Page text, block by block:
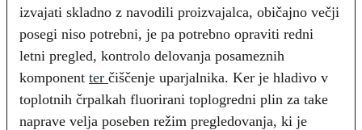
izvajati skladno z navodili proizvajalca, običajno večji
posegi niso potrebni, je pa potrebno opraviti redni
letni pregled, kontrolo delovanja posameznih
komponent ter čiščenje uparjalnika. Ker je hladivo v
toplotnih črpalkah fluorirani toplogredni plin za take
naprave velja poseben režim pregledovanja, ki je